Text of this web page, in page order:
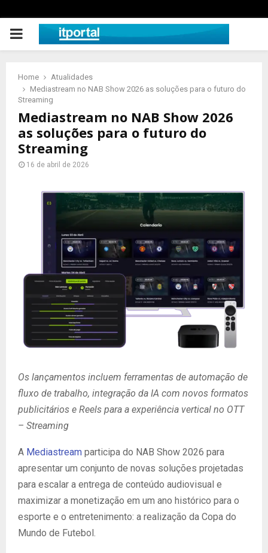
PRIMARY
Home
Atualidades
Mediastream no NAB Show 2026 as soluções para o futuro do
Streaming
Mediastream no NAB Show 2026
as soluções para o futuro do
Streaming
16 de abril de 2026
Os lançamentos incluem ferramentas de automação de
fluxo de trabalho, integração da IA com novos formatos
publicitários e Reels para a experiência vertical no OTT
– Streaming
A Mediastream participa do NAB Show 2026 para
apresentar um conjunto de novas soluções projetadas
para escalar a entrega de conteúdo audiovisual e
maximizar a monetização em um ano histórico para o
esporte e o entretenimento: a realização da Copa do
Mundo de Futebol.